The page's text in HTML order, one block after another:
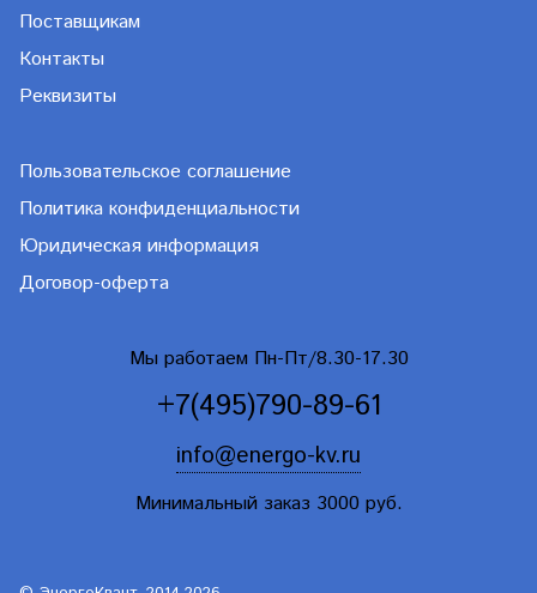
Поставщикам
Контакты
Реквизиты
Пользовательское соглашение
Политика конфиденциальности
Юридическая информация
Договор-оферта
Мы работаем Пн-Пт/8.30-17.30
+7(495)790-89-61
info@energo-kv.ru
Минимальный заказ 3000 руб.